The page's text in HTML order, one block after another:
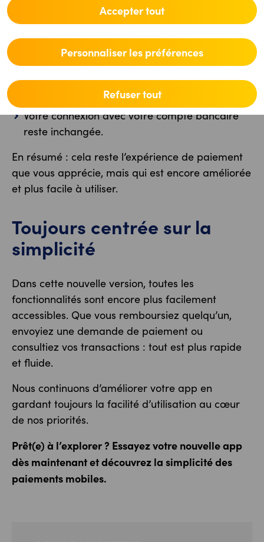
Accepter tout
Personnaliser les préférences
Refuser tout
Payer avec des codes QR reste tout aussi
simple.
L’app reste rapide, sécurisée et fiable.
Ajoutez jusque 5 cartes de banques différentes.
Vous pouvez choisir facilement avec laquelle
vous souhaiter payer.
Votre connexion avec votre compte bancaire
reste inchangée.
En résumé : cela reste l’expérience de paiement
que vous apprécie, mais qui est encore améliorée
et plus facile à utiliser.
Toujours centrée sur la
simplicité
Dans cette nouvelle version, toutes les
fonctionnalités sont encore plus facilement
accessibles. Que vous remboursiez quelqu’un,
envoyiez une demande de paiement ou
consultiez vos transactions : tout est plus rapide
et fluide.
Nous continuons d’améliorer votre app en
gardant toujours la facilité d’utilisation au cœur
de nos priorités.
Prêt(e) à l’explorer ? Essayez votre nouvelle app
dès maintenant et découvrez la simplicité des
paiements mobiles.